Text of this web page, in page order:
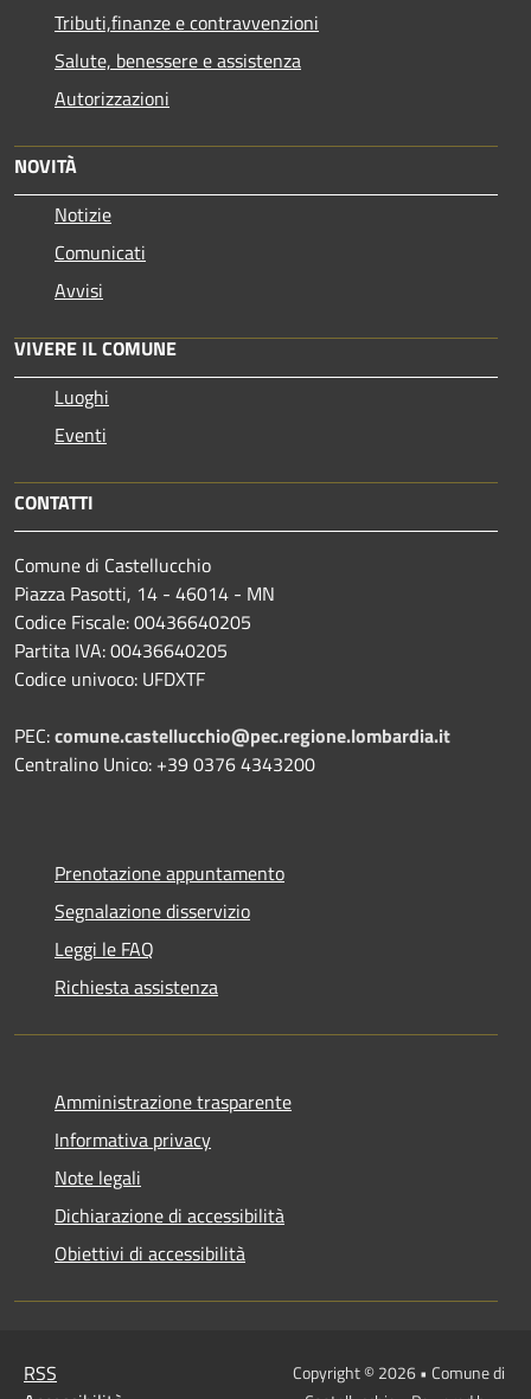
Tributi,finanze e contravvenzioni
Salute, benessere e assistenza
Autorizzazioni
NOVITÀ
Notizie
Comunicati
Avvisi
VIVERE IL COMUNE
Luoghi
Eventi
CONTATTI
Comune di Castellucchio
Piazza Pasotti, 14 - 46014 - MN
Codice Fiscale: 00436640205
Partita IVA: 00436640205
Codice univoco: UFDXTF
PEC:comune.castellucchio@pec.regione.lombardia.it
Centralino Unico: +39 0376 4343200
Prenotazione appuntamento
Segnalazione disservizio
Leggi le FAQ
Richiesta assistenza
Amministrazione trasparente
Informativa privacy
Note legali
Dichiarazione di accessibilità
Obiettivi di accessibilità
RSS
Copyright © 2026 • Comune di